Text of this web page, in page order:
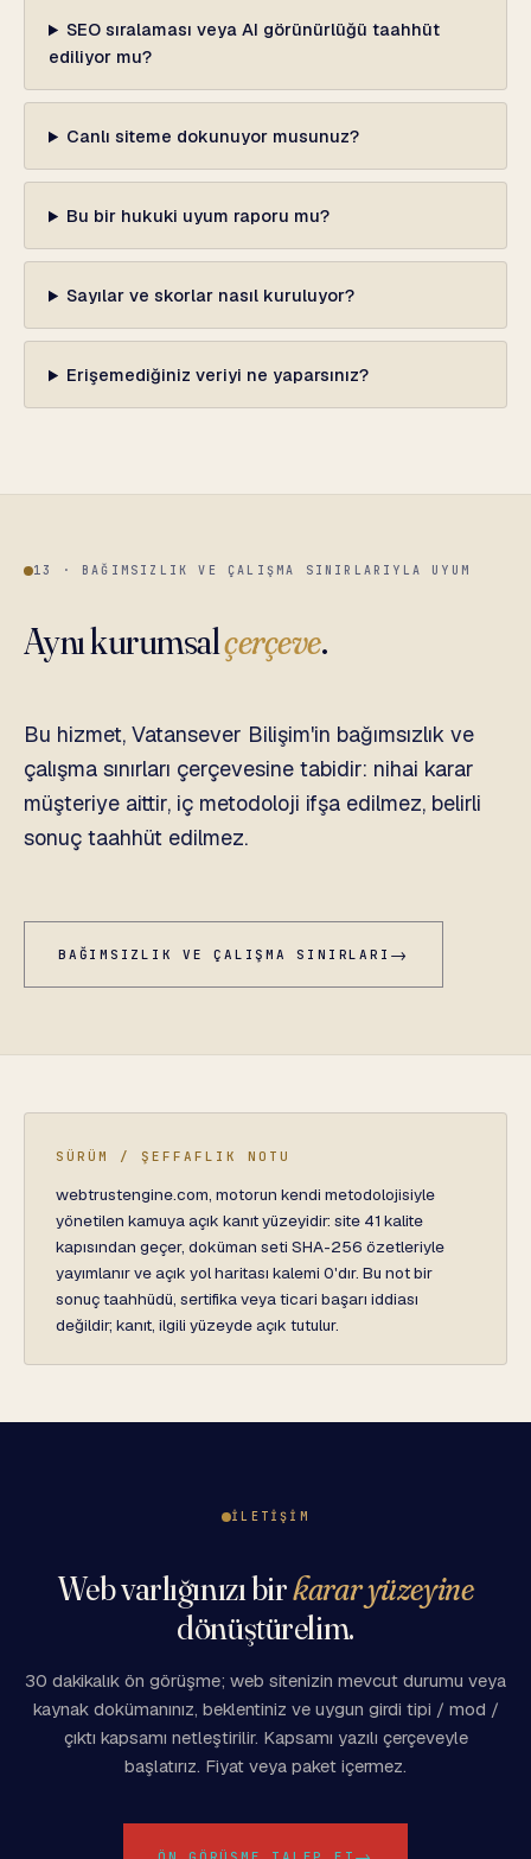
SEO sıralaması veya AI görünürlüğü taahhüt
ediliyor mu?
Canlı siteme dokunuyor musunuz?
Bu bir hukuki uyum raporu mu?
Sayılar ve skorlar nasıl kuruluyor?
Erişemediğiniz veriyi ne yaparsınız?
13 · BAĞIMSIZLIK VE ÇALIŞMA SINIRLARIYLA UYUM
Aynı kurumsalçerçeve.
Bu hizmet, Vatansever Bilişim'in bağımsızlık ve
çalışma sınırları çerçevesine tabidir: nihai karar
müşteriye aittir, iç metodoloji ifşa edilmez, belirli
sonuç taahhüt edilmez.
BAĞIMSIZLIK VE ÇALIŞMA SINIRLARI →
SÜRÜM / ŞEFFAFLIK NOTU
webtrustengine.com, motorun kendi metodolojisiyle
yönetilen kamuya açık kanıt yüzeyidir: site 41 kalite
kapısından geçer, doküman seti SHA-256 özetleriyle
yayımlanır ve açık yol haritası kalemi 0'dır. Bu not bir
sonuç taahhüdü, sertifika veya ticari başarı iddiası
değildir; kanıt, ilgili yüzeyde açık tutulur.
İLETIŞIM
Web varlığınızı birkarar yüzeyine
dönüştürelim.
30 dakikalık ön görüşme; web sitenizin mevcut durumu veya
kaynak dokümanınız, beklentiniz ve uygun girdi tipi / mod /
çıktı kapsamı netleştirilir. Kapsamı yazılı çerçeveyle
başlatırız. Fiyat veya paket içermez.